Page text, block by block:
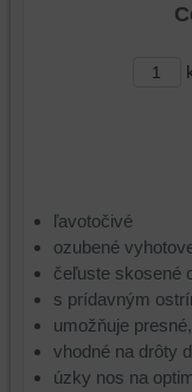
ľavotočivé
ozubené
čeľuste skosené
s prídavným
umožňuje
vhodné na drôty
úzky nos na